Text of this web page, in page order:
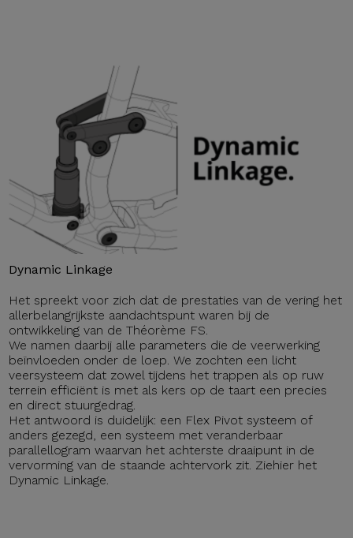
Dynamic Linkage
Het spreekt voor zich dat de prestaties van de vering het
allerbelangrijkste aandachtspunt waren bij de
ontwikkeling van de Théorème FS.
We namen daarbij alle parameters die de veerwerking
beïnvloeden onder de loep. We zochten een licht
veersysteem dat zowel tijdens het trappen als op ruw
terrein efficiënt is met als kers op de taart een precies
en direct stuurgedrag.
Het antwoord is duidelijk: een Flex Pivot systeem of
anders gezegd, een systeem met veranderbaar
parallellogram waarvan het achterste draaipunt in de
vervorming van de staande achtervork zit. Ziehier het
Dynamic Linkage.